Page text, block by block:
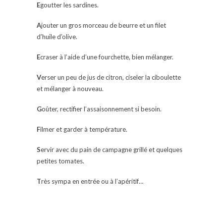
Egoutter les sardines.
Ajouter un gros morceau de beurre et un filet
d’huile d’olive.
Ecraser à l’aide d’une fourchette, bien mélanger.
Verser un peu de jus de citron, ciseler la ciboulette
et mélanger à nouveau.
Goûter, rectifier l’assaisonnement si besoin.
Filmer et garder à température.
Servir avec du pain de campagne grillé et quelques
petites tomates.
Très sympa en entrée ou à l’apéritif…